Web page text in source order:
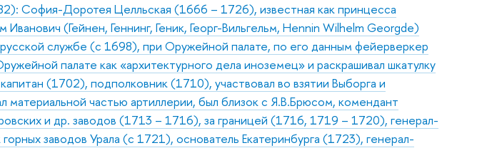
София-Доротея Целльская (1666 – 1726), известная как принцесса
Иванович (Гейнен, Геннинг, Геник, Георг-Вильгельм, Hennin Wilhelm Georgde)
службе (с 1698), при Оружейной палате, по его данным фейерверкер
палате как «архитектурного дела иноземец» и раскрашивал шкатулку
(1702), подполковник (1710), участвовал во взятии Выборга и
материальной частью артиллерии, был близок с Я.В.Брюсом, комендант
и др. заводов (1713 – 1716), за границей (1716, 1719 – 1720), генерал-
заводов Урала (с 1721), основатель Екатеринбурга (1723), генерал-